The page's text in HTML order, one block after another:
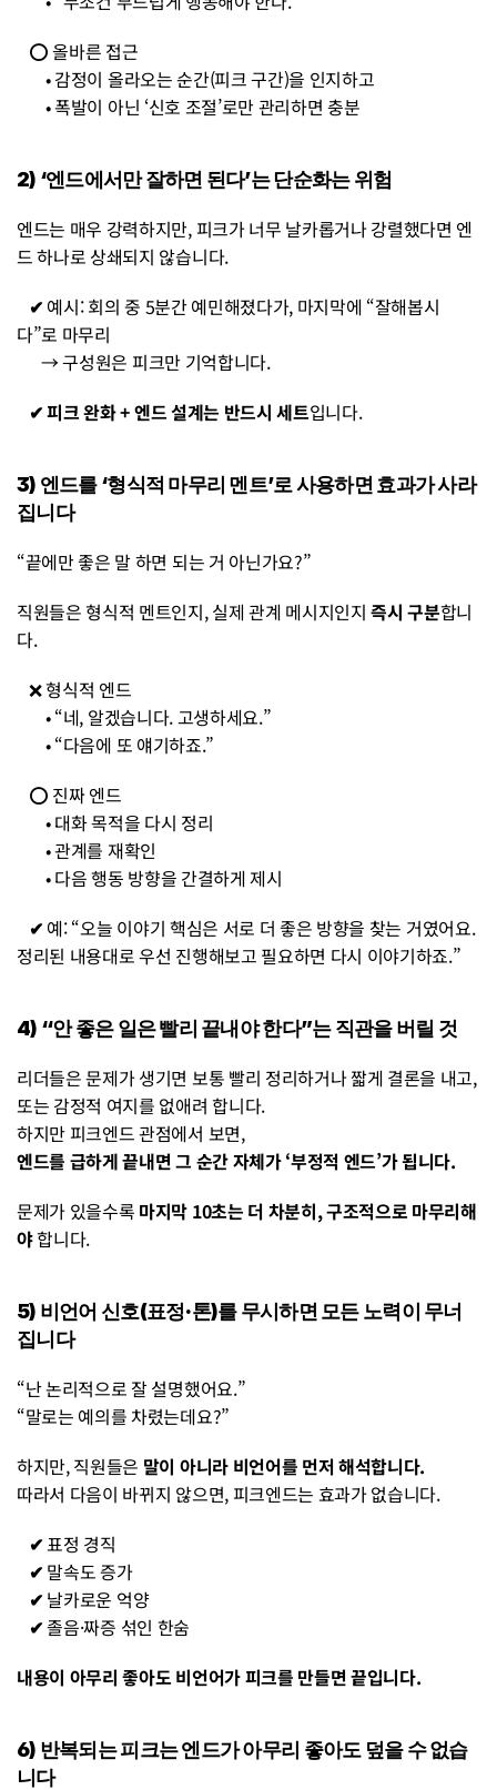
   ⭕ 올바른 접근
• 감정이 올라오는 순간(피크 구간)을 인지하고
• 폭발이 아닌 ‘신호 조절’로만 관리하면 충분
2) ‘엔드에서만 잘하면 된다’는 단순화는 위험
엔드는 매우 강력하지만, 피크가 너무 날카롭거나 강렬했다면 엔
드 하나로 상쇄되지 않습니다.
   ✔︎
예시: 회의 중 5분간 예민해졌다가, 마지막에 “잘해봅시
다”로 마무리
      → 구성원은 피크만 기억합니다.
   ✔︎ 피크 완화 + 엔드 설계는 반드시 세트
입니다.
3) 엔드를 ‘형식적 마무리 멘트’로 사용하면 효과가 사라
집니다
“끝에만 좋은 말 하면 되는 거 아닌가요?”
직원들은 형식적 멘트인지, 실제 관계 메시지인지 즉시 구분합니
다.
   ❌ 형식적 엔드
• “네, 알겠습니다. 고생하세요.”
• “다음에 또 얘기하죠.”
   ⭕ 진짜 엔드
• 대화 목적을 다시 정리
• 관계를 재확인
• 다음 행동 방향을 간결하게 제시
   ✔︎
예: “오늘 이야기 핵심은 서로 더 좋은 방향을 찾는 거였어요.
정리된 내용대로 우선 진행해보고 필요하면 다시 이야기하죠.”
4) “안 좋은 일은 빨리 끝내야 한다”는 직관을 버릴 것
리더들은 문제가 생기면 보통 빨리 정리하거나 짧게 결론을 내고,
또는 감정적 여지를 없애려 합니다.
하지만 피크엔드 관점에서 보면,
엔드를 급하게 끝내면 그 순간 자체가 ‘부정적 엔드’가 됩니다.
문제가 있을수록 마지막 10초는 더 차분히, 구조적으로 마무리해
야 합니다.
5) 비언어 신호(표정·톤)를 무시하면 모든 노력이 무너
집니다
“난 논리적으로 잘 설명했어요.”
“말로는 예의를 차렸는데요?”
하지만, 직원들은 말이 아니라 비언어를 먼저 해석합니다.
따라서 다음이 바뀌지 않으면, 피크엔드는 효과가 없습니다.
   ✔︎
표정 경직
   ✔︎
말속도 증가
   ✔︎
날카로운 억양
   ✔︎
졸음·짜증 섞인 한숨
내용이 아무리 좋아도 비언어가 피크를 만들면 끝입니다.
6) 반복되는 피크는 엔드가 아무리 좋아도 덮을 수 없습
니다